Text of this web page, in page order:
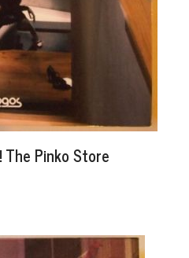
The Pinko Store